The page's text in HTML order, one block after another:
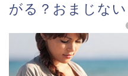
がる？おまじない